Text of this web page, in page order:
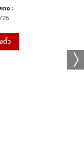
ง :
26
ตั๋ว